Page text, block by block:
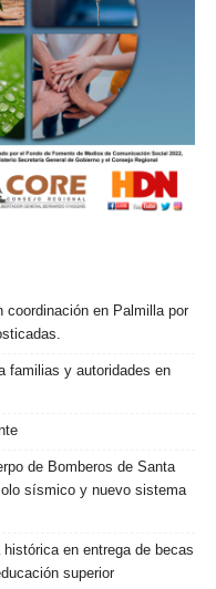
coordinación en Palmilla por
familias y autoridades en
de Bomberos de Santa
sísmico y nuevo sistema
en entrega de becas
superior